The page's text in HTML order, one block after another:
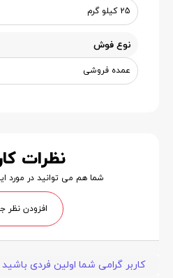
25 کیلو گرم
نوع فوش
عمده فروشی
نظرات
شما هم می توانید در مورد
افزودن نظر
کاربر گرامی شما اولین فردی